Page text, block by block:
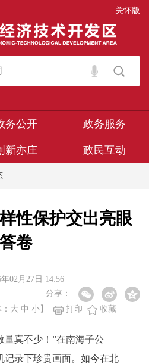
关怀版
务公开 政务服务
新亦庄 政民互动
性保护交出亮眼
答卷
02月27日 14:56
分享：
大 中 小 】 打印 收藏
量真不少！”在南海子公
记录下珍贵画面。如今在北